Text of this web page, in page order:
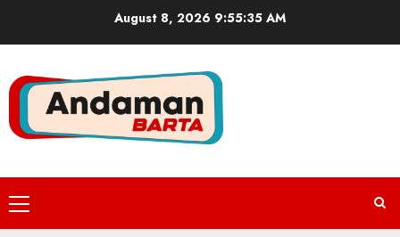
August 8, 2026 9:55:36 AM
Primary
Menu